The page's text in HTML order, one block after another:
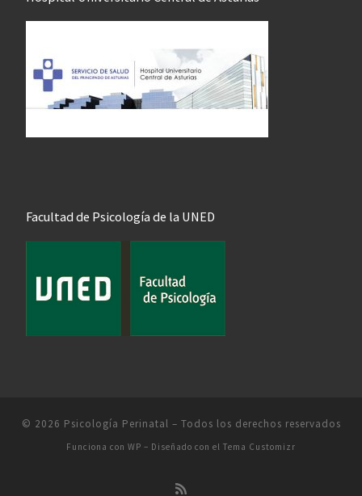
Facultad de Psicología de la UNED
© 2026 Psicología Perinatal – Todos los derechos reservados
Funciona con WP – Diseñado con el Tema Customizr